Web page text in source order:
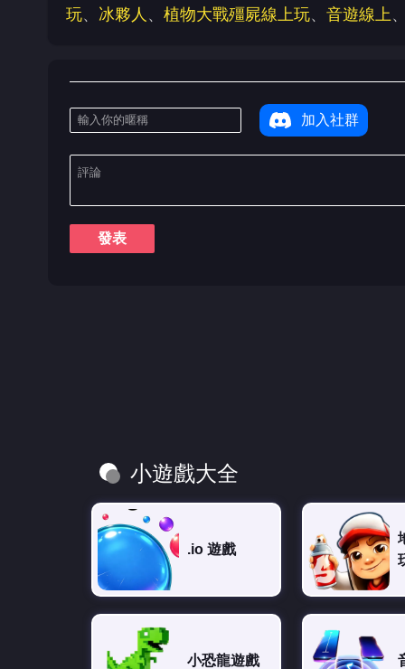
玩、 冰夥人 、 植物大戰殭屍線上玩、 音遊線上
加入社群
發表
小遊戲大全
.io 遊戲
小恐龍遊戲